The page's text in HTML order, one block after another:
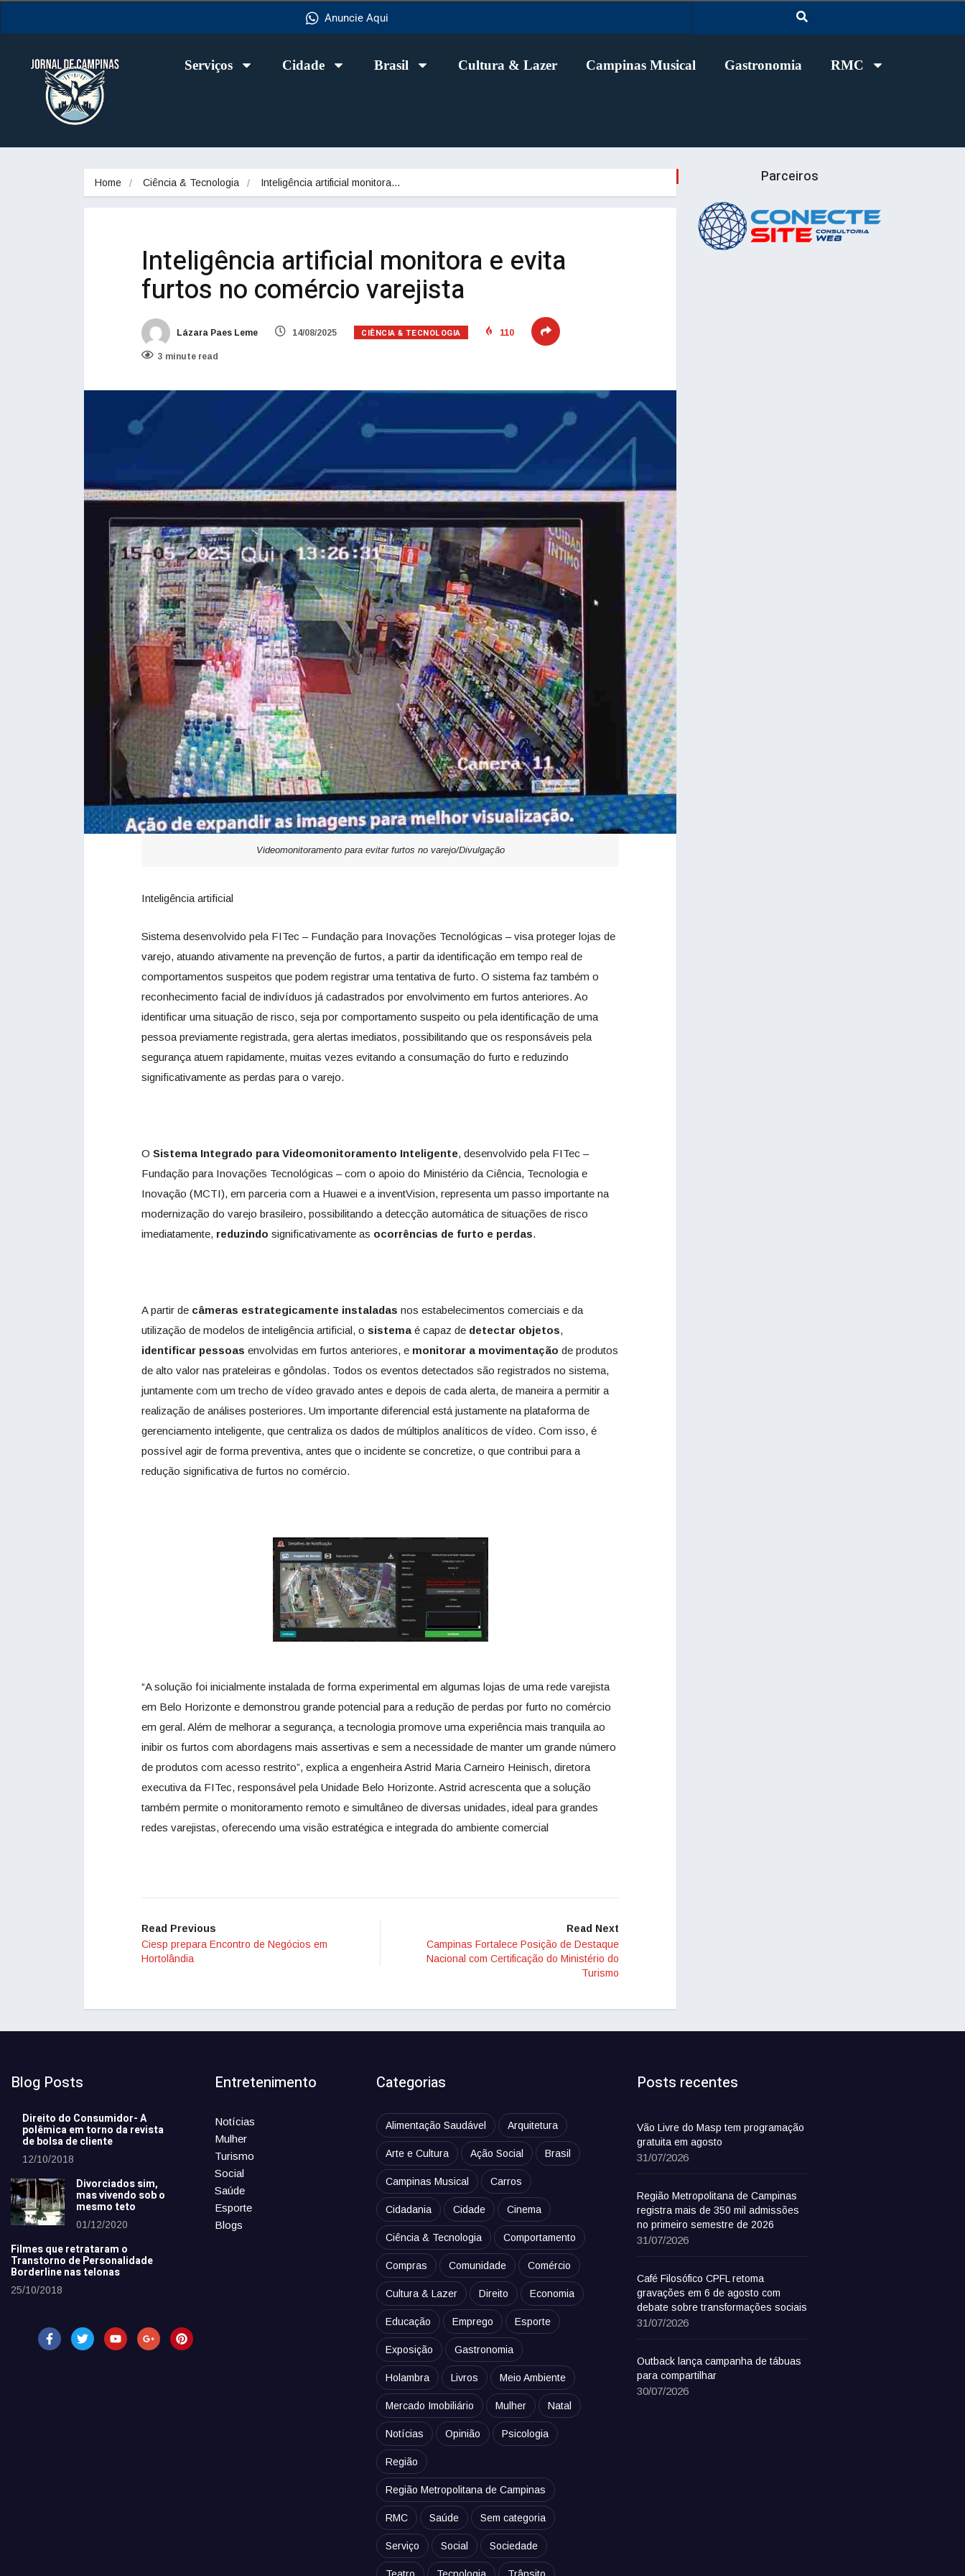
Anuncie Aqui
Serviços Cidade Brasil Cultura & Lazer Campinas Musical Gastronomia RMC
Home Ciência & Tecnologia Inteligência artificial monitora…
Inteligência artificial monitora e evita
furtos no comércio varejista
Lázara Paes Leme 14/08/2025 CIÊNCIA & TECNOLOGIA 110
3 minute read
Videomonitoramento para evitar furtos no varejo/Divulgação
Inteligência artificial
Sistema desenvolvido pela FITec – Fundação para Inovações Tecnológicas – visa proteger lojas de
varejo, atuando ativamente na prevenção de furtos, a partir da identificação em tempo real de
comportamentos suspeitos que podem registrar uma tentativa de furto. O sistema faz também o
reconhecimento facial de indivíduos já cadastrados por envolvimento em furtos anteriores. Ao
identificar uma situação de risco, seja por comportamento suspeito ou pela identificação de uma
pessoa previamente registrada, gera alertas imediatos, possibilitando que os responsáveis pela
segurança atuem rapidamente, muitas vezes evitando a consumação do furto e reduzindo
significativamente as perdas para o varejo.
O Sistema Integrado para Videomonitoramento Inteligente, desenvolvido pela FITec –
Fundação para Inovações Tecnológicas – com o apoio do Ministério da Ciência, Tecnologia e
Inovação (MCTI), em parceria com a Huawei e a inventVision, representa um passo importante na
modernização do varejo brasileiro, possibilitando a detecção automática de situações de risco
imediatamente, reduzindo significativamente as ocorrências de furto e perdas.
A partir de câmeras estrategicamente instaladas nos estabelecimentos comerciais e da
utilização de modelos de inteligência artificial, o sistema é capaz de detectar objetos,
identificar pessoas envolvidas em furtos anteriores, e monitorar a movimentação de produtos
de alto valor nas prateleiras e gôndolas. Todos os eventos detectados são registrados no sistema,
juntamente com um trecho de vídeo gravado antes e depois de cada alerta, de maneira a permitir a
realização de análises posteriores. Um importante diferencial está justamente na plataforma de
gerenciamento inteligente, que centraliza os dados de múltiplos analíticos de vídeo. Com isso, é
possível agir de forma preventiva, antes que o incidente se concretize, o que contribui para a
redução significativa de furtos no comércio.
“A solução foi inicialmente instalada de forma experimental em algumas lojas de uma rede varejista
em Belo Horizonte e demonstrou grande potencial para a redução de perdas por furto no comércio
em geral. Além de melhorar a segurança, a tecnologia promove uma experiência mais tranquila ao
inibir os furtos com abordagens mais assertivas e sem a necessidade de manter um grande número
de produtos com acesso restrito”, explica a engenheira Astrid Maria Carneiro Heinisch, diretora
executiva da FITec, responsável pela Unidade Belo Horizonte. Astrid acrescenta que a solução
também permite o monitoramento remoto e simultâneo de diversas unidades, ideal para grandes
redes varejistas, oferecendo uma visão estratégica e integrada do ambiente comercial
Read Previous
Ciesp prepara Encontro de Negócios em
Hortolândia
Read Next
Campinas Fortalece Posição de Destaque
Nacional com Certificação do Ministério do
Turismo
Parceiros
Blog Posts
Direito do Consumidor- A
polêmica em torno da revista
de bolsa de cliente
12/10/2018
Divorciados sim,
mas vivendo sob o
mesmo teto
01/12/2020
Filmes que retrataram o
Transtorno de Personalidade
Borderline nas telonas
25/10/2018
Entretenimento
Notícias
Mulher
Turismo
Social
Saúde
Esporte
Blogs
Categorias
Alimentação Saudável Arquitetura
Arte e Cultura Ação Social Brasil
Campinas Musical Carros
Cidadania Cidade Cinema
Ciência & Tecnologia Comportamento
Compras Comunidade Comércio
Cultura & Lazer Direito Economia
Educação Emprego Esporte
Exposição Gastronomia
Holambra Livros Meio Ambiente
Mercado Imobiliário Mulher Natal
Notícias Opinião Psicologia
Região
Região Metropolitana de Campinas
RMC Saúde Sem categoria
Serviço Social Sociedade
Posts recentes
Vão Livre do Masp tem programação
gratuita em agosto
31/07/2026
Região Metropolitana de Campinas
registra mais de 350 mil admissões
no primeiro semestre de 2026
31/07/2026
Café Filosófico CPFL retoma
gravações em 6 de agosto com
debate sobre transformações sociais
31/07/2026
Outback lança campanha de tábuas
para compartilhar
30/07/2026